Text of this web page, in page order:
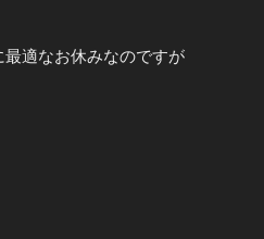
適なお休みなのですが